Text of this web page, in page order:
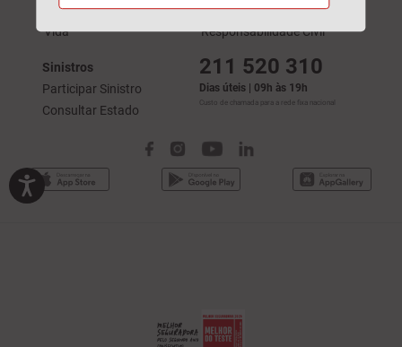
Saúde
Vida
Saúde
Responsabilidade Civil
Sinistros
Participar Sinistro
Consultar Estado
211 520 310
Dias úteis | 09h às 19h
Custo de chamada para a rede fixa nacional